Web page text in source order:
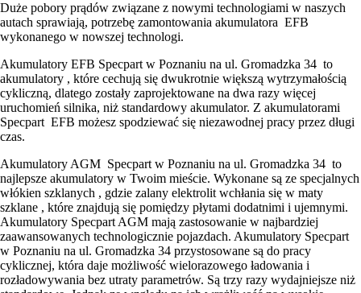
Duże pobory prądów związane z nowymi technologiami w naszych
autach sprawiają, potrzebę zamontowania akumulatora EFB
wykonanego w nowszej technologi.
Akumulatory EFB Specpart w Poznaniu na ul. Gromadzka 34 to
akumulatory , które cechują się dwukrotnie większą wytrzymałością
cykliczną, dlatego zostały zaprojektowane na dwa razy więcej
uruchomień silnika, niż standardowy akumulator. Z akumulatorami
Specpart EFB możesz spodziewać się niezawodnej pracy przez długi
czas.
Akumulatory AGM Specpart w Poznaniu na ul. Gromadzka 34 to
najlepsze akumulatory w Twoim mieście. Wykonane są ze specjalnych
włókien szklanych , gdzie zalany elektrolit wchłania się w maty
szklane , które znajdują się pomiędzy płytami dodatnimi i ujemnymi.
Akumulatory Specpart AGM mają zastosowanie w najbardziej
zaawansowanych technologicznie pojazdach. Akumulatory Specpart
w Poznaniu na ul. Gromadzka 34 przystosowane są do pracy
cyklicznej, która daje możliwość wielorazowego ładowania i
rozładowywania bez utraty parametrów. Są trzy razy wydajniejsze niż